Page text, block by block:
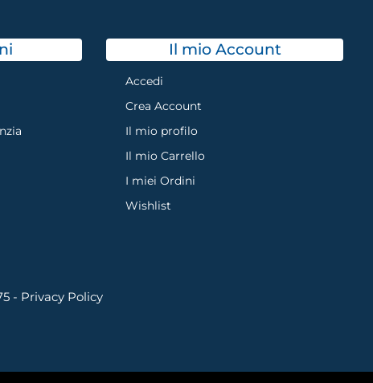
Il mio Account
Accedi
Crea Account
Il mio profilo
Il mio Carrello
I miei Ordini
Wishlist
- Privacy Policy